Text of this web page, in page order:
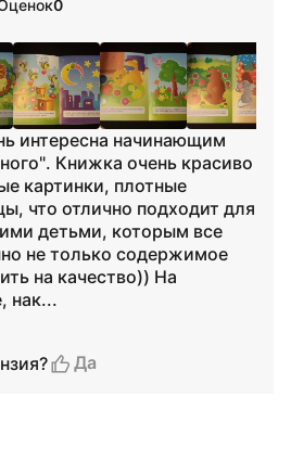
0
интересна начинающим
Книжка очень красиво
картинки, плотные
что отлично подходит для
детьми, которым все
не только содержимое
на качество)) На
нак...
Да